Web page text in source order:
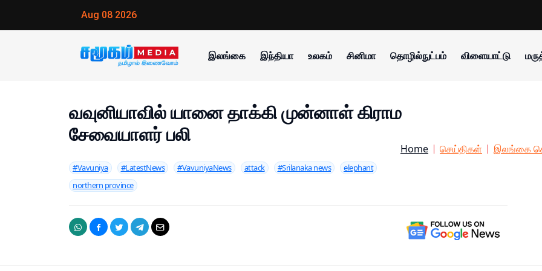
Aug 08 2026
இலங்கை இந்தியா உலகம் சினிமா தொழில்நுட்பம் விளையாட்டு
வவுனியாவில் யானை தாக்கி முன்னாள் கிராம
சேவையாளர் பலி
#Vavuniya #LatestNews #VavuniyaNews attack #Srilanaka news
elephant
northern province
Home செய்திகள் இலங்கை